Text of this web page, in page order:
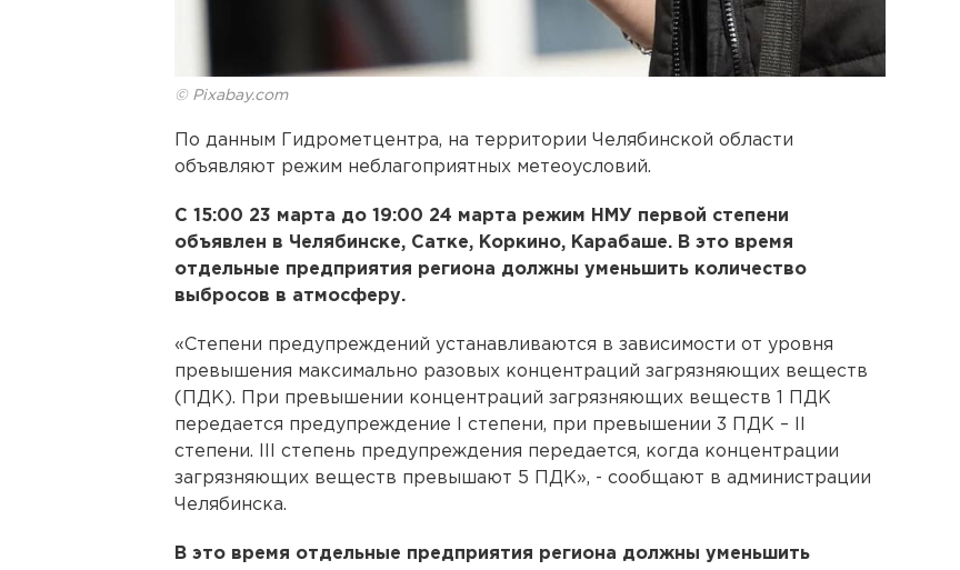
© Pixabay.com
По данным Гидрометцентра, на территории Челябинской области
объявляют режим неблагоприятных метеоусловий.
С 15:00 23 марта до 19:00 24 марта режим НМУ первой степени
объявлен в Челябинске, Сатке, Коркино, Карабаше. В это время
отдельные предприятия региона должны уменьшить количество
выбросов в атмосферу.
«Степени предупреждений устанавливаются в зависимости от уровня
превышения максимально разовых концентраций загрязняющих веществ
(ПДК). При превышении концентраций загрязняющих веществ 1 ПДК
передается предупреждение I степени, при превышении 3 ПДК – II
степени. III степень предупреждения передается, когда концентрации
загрязняющих веществ превышают 5 ПДК», - сообщают в администрации
Челябинска.
В это время отдельные предприятия региона должны уменьшить